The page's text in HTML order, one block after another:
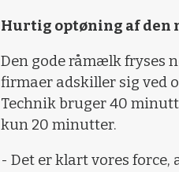
Hurtig optøning af den
Den gode råmælk fryses
firmaer adskiller sig ved
Technik bruger 40
kun 20 minutter.
- Det er klart vores